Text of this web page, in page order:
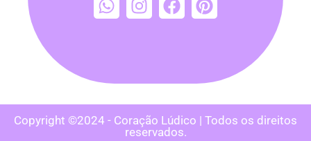
Copyright ©2024 - Coração Lúdico | Todos os direitos
reservados.